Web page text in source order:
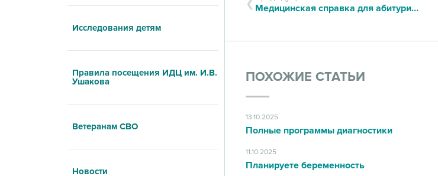
Исследования детям
Правила посещения ИДЦ им. И.В.
Ушакова
Ветеранам СВО
Новости
Медицинская справка для абитуриентов (форма 086/у)
ПОХОЖИЕ СТАТЬИ
13.10.2025
Полные программы диагностики
11.10.2025
Планируете беременность